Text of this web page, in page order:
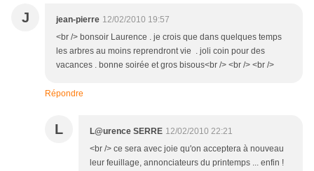
J jean-pierre 12/02/2010 19:57
<br /> bonsoir Laurence . je crois que dans quelques temps
les arbres au moins reprendront vie . joli coin pour des
vacances . bonne soirée et gros bisous<br /> <br /> <br />
Répondre
L L@urence SERRE 12/02/2010 22:21
<br /> ce sera avec joie qu'on acceptera à nouveau
leur feuillage, annonciateurs du printemps ... enfin !